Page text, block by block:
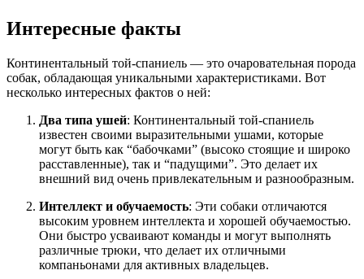
Интересные факты
Континентальный той-спаниель — это очаровательная порода
собак, обладающая уникальными характеристиками. Вот
несколько интересных фактов о ней:
Два типа ушей: Континентальный той-спаниель
известен своими выразительными ушами, которые
могут быть как “бабочками” (высоко стоящие и широко
расставленные), так и “падущими”. Это делает их
внешний вид очень привлекательным и разнообразным.
Интеллект и обучаемость: Эти собаки отличаются
высоким уровнем интеллекта и хорошей обучаемостью.
Они быстро усваивают команды и могут выполнять
различные трюки, что делает их отличными
компаньонами для активных владельцев.